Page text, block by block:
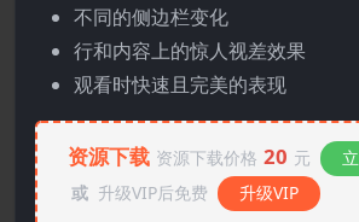
不同的侧边栏变化
行和内容上的惊人视差效果
观看时快速且完美的表现
资源下载 资源下载价格 20 元
或 升级VIP后免费 升级VIP